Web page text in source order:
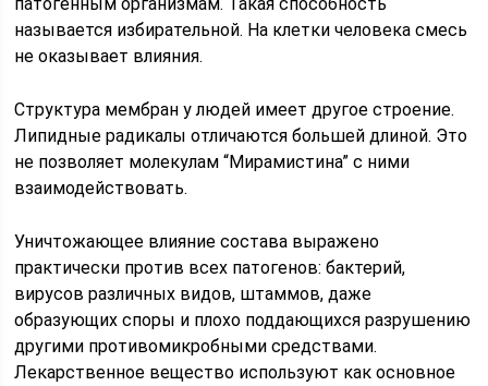
называется избирательной. На клетки человека смесь
не оказывает влияния.
Структура мембран у людей имеет другое строение.
Липидные радикалы отличаются большей длиной. Это
не позволяет молекулам “Мирамистина” с ними
взаимодействовать.
Уничтожающее влияние состава выражено
практически против всех патогенов: бактерий,
вирусов различных видов, штаммов, даже
образующих споры и плохо поддающихся разрушению
другими противомикробными средствами.
Лекарственное вещество используют как основное